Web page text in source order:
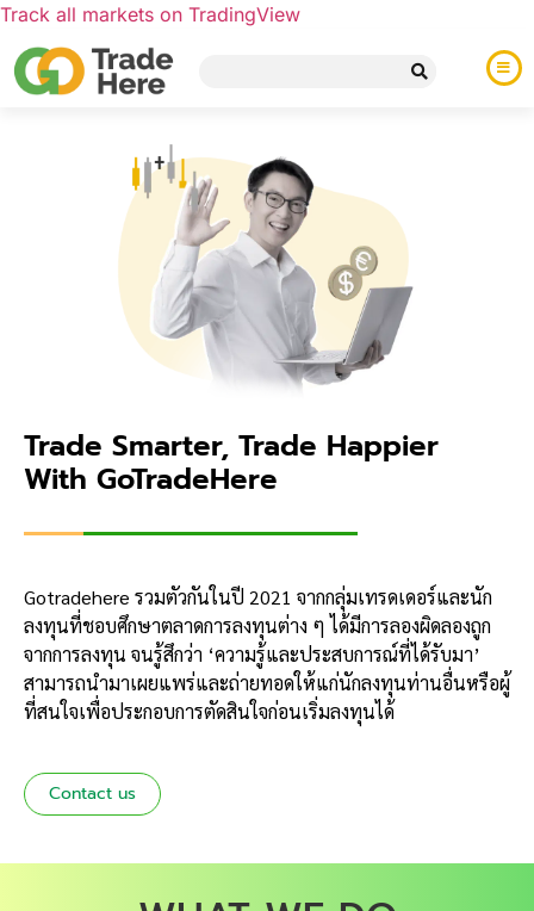
Track all markets on TradingView
Trade Smarter, Trade Happier
With GoTradeHere
Gotradehere รวมตัวกันในปี 2021 จากกลุ่มเทรดเดอร์และนัก
ลงทุนที่ชอบศึกษาตลาดการลงทุนต่าง ๆ ได้มีการลองผิดลองถูก
จากการลงทุน จนรู้สึกว่า ‘ความรู้และประสบการณ์ที่ได้รับมา’
สามารถนำมาเผยแพร่และถ่ายทอดให้แก่นักลงทุนท่านอื่นหรือผู้
ที่สนใจเพื่อประกอบการตัดสินใจก่อนเริ่มลงทุนได้
Contact us